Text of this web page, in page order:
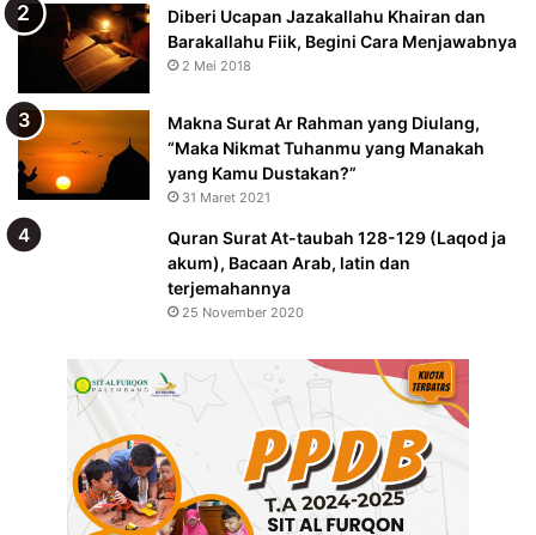
Diberi Ucapan Jazakallahu Khairan dan
Barakallahu Fiik, Begini Cara Menjawabnya
2 Mei 2018
Makna Surat Ar Rahman yang Diulang,
“Maka Nikmat Tuhanmu yang Manakah
yang Kamu Dustakan?”
31 Maret 2021
Quran Surat At-taubah 128-129 (Laqod ja
akum), Bacaan Arab, latin dan
terjemahannya
25 November 2020